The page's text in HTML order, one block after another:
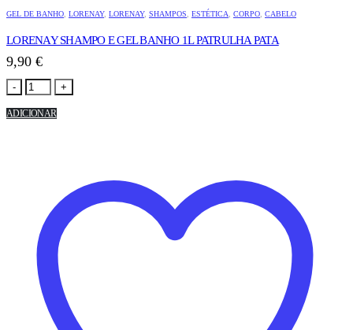
GEL DE BANHO LORENAY, LORENAY, SHAMPOS ESTÉTICA CORPO CABELO
LORENAY SHAMPO E GEL BANHO 1L PATRULHA PATA
9,90 €
- +
ADICIONAR